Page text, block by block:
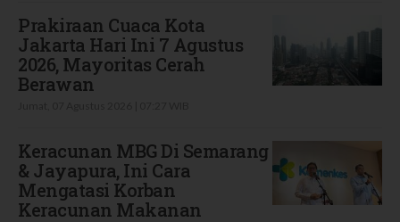
Prakiraan Cuaca Kota
Jakarta Hari Ini 7 Agustus
2026, Mayoritas Cerah
Berawan
Keracunan MBG Di Semarang
& Jayapura, Ini Cara
Mengatasi Korban
Keracunan Makanan